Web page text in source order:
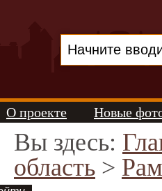
О проекте Новые
Вы здесь:
область >